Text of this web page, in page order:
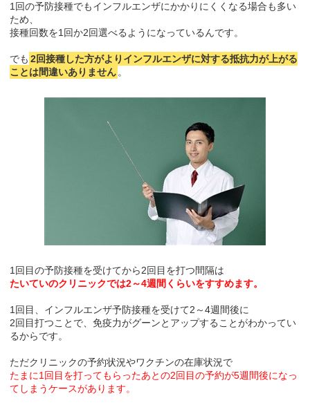
1回の予防接種でもインフルエンザにかかりにくくなる場合も多い
ため、
接種回数を1回か2回選べるようになっているんです。
でも 2回接種した方がよりインフルエンザに対する抵抗力が上がる
ことは間違いありません。
1回目の予防接種を受けてから2回目を打つ間隔は
たいていのクリニックでは2～4週間くらいをすすめます。
1回目、インフルエンザ予防接種を受けて2～4週間後に
2回目打つことで、免疫力がグーンとアップすることがわかってい
るからです。
ただクリニックの予約状況やワクチンの在庫状況で
たまに1回目を打ってもらったあとの2回目の予約が5週間後になっ
てしまうケースがあります。